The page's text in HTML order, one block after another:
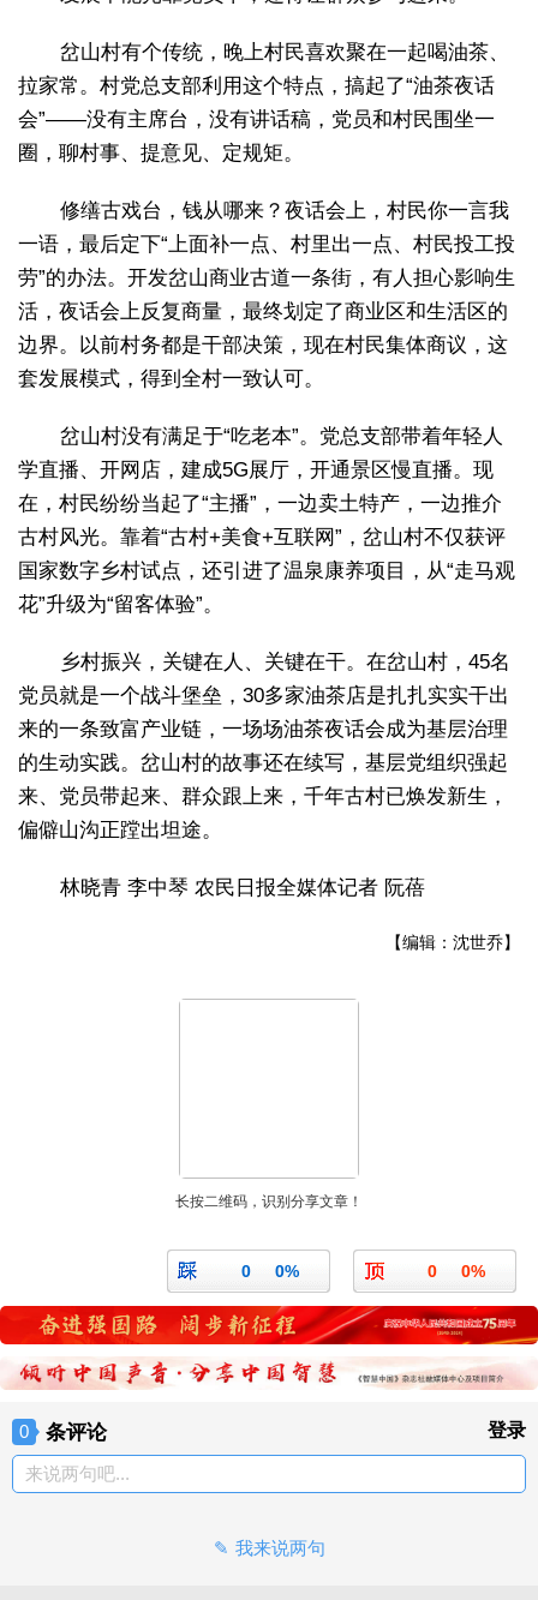
岔山村有个传统，晚上村民喜欢聚在一起喝油茶、
拉家常。村党总支部利用这个特点，搞起了“油茶夜话
会”——没有主席台，没有讲话稿，党员和村民围坐一
圈，聊村事、提意见、定规矩。
修缮古戏台，钱从哪来？夜话会上，村民你一言我
一语，最后定下“上面补一点、村里出一点、村民投工投
劳”的办法。开发岔山商业古道一条街，有人担心影响生
活，夜话会上反复商量，最终划定了商业区和生活区的
边界。以前村务都是干部决策，现在村民集体商议，这
套发展模式，得到全村一致认可。
岔山村没有满足于“吃老本”。党总支部带着年轻人
学直播、开网店，建成5G展厅，开通景区慢直播。现
在，村民纷纷当起了“主播”，一边卖土特产，一边推介
古村风光。靠着“古村+美食+互联网”，岔山村不仅获评
国家数字乡村试点，还引进了温泉康养项目，从“走马观
花”升级为“留客体验”。
乡村振兴，关键在人、关键在干。在岔山村，45名
党员就是一个战斗堡垒，30多家油茶店是扎扎实实干出
来的一条致富产业链，一场场油茶夜话会成为基层治理
的生动实践。岔山村的故事还在续写，基层党组织强起
来、党员带起来、群众跟上来，千年古村已焕发新生，
偏僻山沟正蹚出坦途。
林晓青 李中琴 农民日报全媒体记者 阮蓓
【编辑：沈世乔】
长按二维码，识别分享文章！
0 0%
0 0%
0 条评论 登录
来说两句吧...
我来说两句